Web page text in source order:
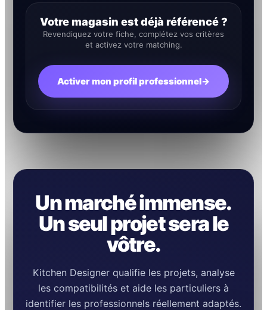
Votre magasin est déjà référencé ?
Revendiquez votre fiche, complétez vos critères
et activez votre matching.
Activer mon profil professionnel→
Un marché immense.
Un seul projet sera le
vôtre.
Kitchen Designer qualifie les projets, analyse
les compatibilités et aide les particuliers à
identifier les professionnels réellement adaptés.